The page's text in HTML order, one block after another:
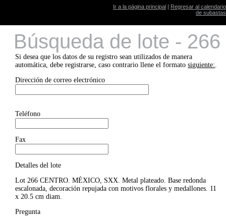
Ir a la página principal | Regresar al calendario
de subastas
Búsqueda de lote - 266
Si desea que los datos de su registro sean utilizados de manera
automática, debe registrarse, caso contrario llene el formatosiguiente:.
Dirección de correo electrónico
Teléfono
Fax
Detalles del lote
Lot 266 CENTRO. MÉXICO, SXX. Metal plateado. Base redonda
escalonada, decoración repujada con motivos florales y medallones. 11
x 20.5 cm diam.
Pregunta